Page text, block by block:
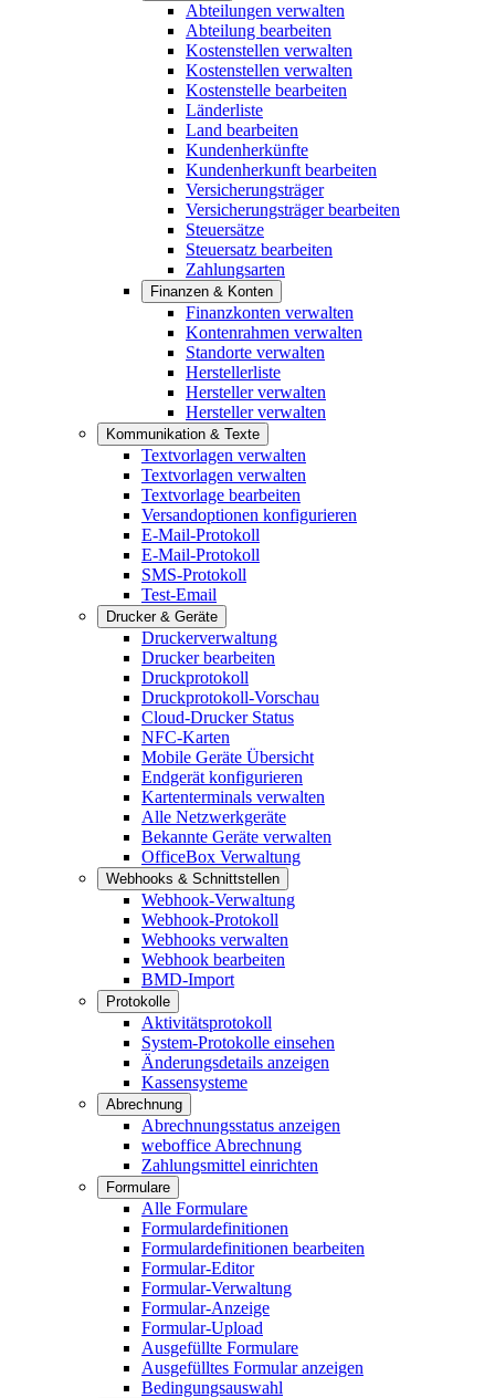
Abteilungen verwalten
Abteilung bearbeiten
Kostenstellen verwalten
Kostenstellen verwalten
Kostenstelle bearbeiten
Länderliste
Land bearbeiten
Kundenherkünfte
Kundenherkunft bearbeiten
Versicherungsträger
Versicherungsträger bearbeiten
Steuersätze
Steuersatz bearbeiten
Zahlungsarten
Finanzen & Konten
Finanzkonten verwalten
Kontenrahmen verwalten
Standorte verwalten
Herstellerliste
Hersteller verwalten
Hersteller verwalten
Kommunikation & Texte
Textvorlagen verwalten
Textvorlagen verwalten
Textvorlage bearbeiten
Versandoptionen konfigurieren
E-Mail-Protokoll
E-Mail-Protokoll
SMS-Protokoll
Test-Email
Drucker & Geräte
Druckerverwaltung
Drucker bearbeiten
Druckprotokoll
Druckprotokoll-Vorschau
Cloud-Drucker Status
NFC-Karten
Mobile Geräte Übersicht
Endgerät konfigurieren
Kartenterminals verwalten
Alle Netzwerkgeräte
Bekannte Geräte verwalten
OfficeBox Verwaltung
Webhooks & Schnittstellen
Webhook-Verwaltung
Webhook-Protokoll
Webhooks verwalten
Webhook bearbeiten
BMD-Import
Protokolle
Aktivitätsprotokoll
System-Protokolle einsehen
Änderungsdetails anzeigen
Kassensysteme
Abrechnung
Abrechnungsstatus anzeigen
weboffice Abrechnung
Zahlungsmittel einrichten
Formulare
Alle Formulare
Formulardefinitionen
Formulardefinitionen bearbeiten
Formular-Editor
Formular-Verwaltung
Formular-Anzeige
Formular-Upload
Ausgefüllte Formulare
Ausgefülltes Formular anzeigen
Bedingungsauswahl